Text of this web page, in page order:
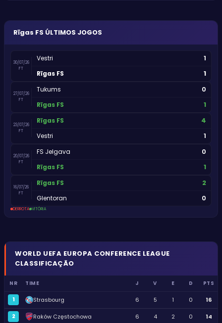
Rīgas FS ÚLTIMOS JOGOS
30/07/26
FT
Vestri 1
Rīgas FS 1
27/07/26
FT
Tukums 0
Rīgas FS 1
23/07/26
FT
Rīgas FS 4
Vestri 1
20/07/26
FT
FS Jelgava 0
Rīgas FS 1
16/07/26
FT
Rīgas FS 2
Glentoran 0
DERROTA VITÓRIA
WORLD UEFA EUROPA CONFERENCE LEAGUE
CLASSIFICAÇÃO
NR TIME J V E D PTS
1 Strasbourg 6 5 1 0 16
2 Raków Częstochowa 6 4 2 0 14